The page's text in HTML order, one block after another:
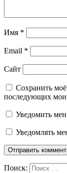
Имя *
Email *
Сайт
Сохранить моё
последующих
Уведомить
Уведомлять
Поиск: